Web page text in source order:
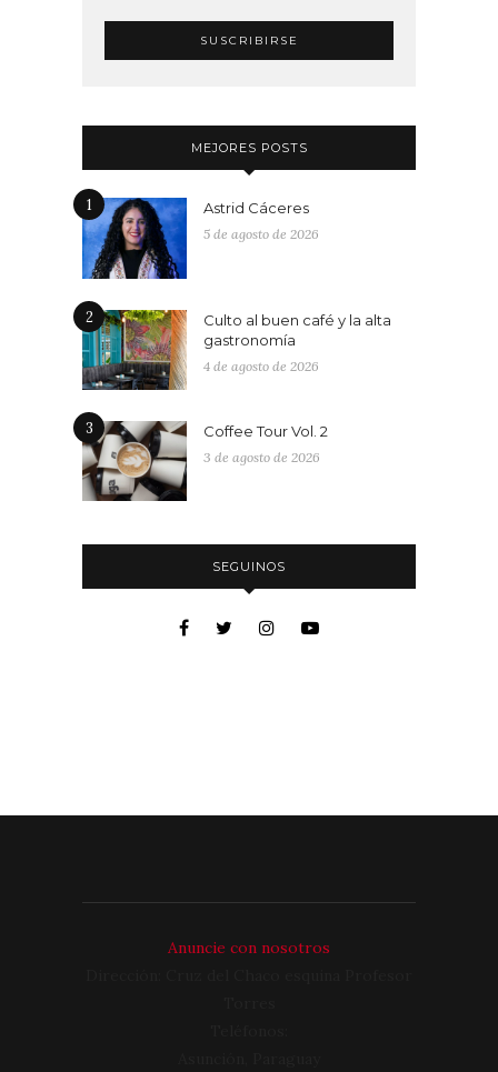
MEJORES POSTS
1 Astrid Cáceres
5 de agosto de 2026
2
Culto al buen café y la alta
gastronomía
4 de agosto de 2026
3 Coffee Tour Vol. 2
3 de agosto de 2026
SEGUINOS
Anuncie con nosotros